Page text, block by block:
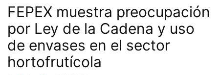
FEPEX muestra preocupación
por Ley de la Cadena y uso
de envases en el sector
hortofrutícola